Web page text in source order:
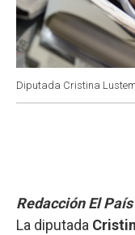
Diputada Cristina
Redacción El País
La diputada